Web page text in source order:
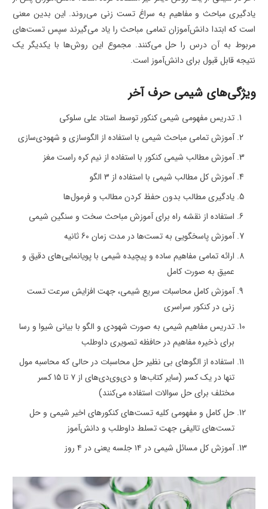
یادگیری مباحث و مفاهیم به سراغ تست زنی می‌روند. این بدین معنی
است که ابتدا دانش‌آموزان تمامی مباحث را یاد می‌گیرند سپس تست‌های
مربوط به آن درس را حل می‌کنند. مجموع این روش‌ها با یکدیگر یک
نتیجه قابل قبول برای دانش‌آموز است.
ویژگی‌های شیمی حرف آخر
تدریس مفهومی شیمی کنکور توسط استاد علی سلوکی
آموزش تمامی مباحث شیمی با استفاده از الگوسازی و شهودی‌سازی
آموزش مطالب شیمی کنکور با استفاده از نیم کره راست مغز
آموزش کل مطالب شیمی با استفاده از 3 الگو
یادگیری مطالب بدون حفظ کردن مطالب و فرمول‌ها
استفاده از نقشه راه برای آموزش مباحث سخت و سنگین شیمی
آموزش پاسخگویی به تست‌ها در مدت زمان 60 ثانیه
ارائه تمامی مفاهیم ساده و پیچیده شیمی با پویانمایی‌های دقیق و
عمیق به صورت کامل
آموزش کامل محاسبات سریع شیمی، جهت افزایش سرعت تست
زنی در کنکور سراسری
تدریس مفاهیم شیمی به صورت شهودی و الگو با بیانی شیوا و رسا
برای ذخیره مفاهیم در حافظه تصویری داوطلب
استفاده از الگوهای بی نظیر حل محاسبات در حالی که محاسبه مول
تنها در یک کسر (سایر کتاب‌ها و دی‌وی‌دی‌های از ۷ تا ۱۵ کسر
مختلف برای حل سوالات استفاده می‌کنند)
حل کامل و مفهومی کلیه تست‌های کنکورهای اخیر شیمی و حل
تست‌های تالیفی جهت تسلط داوطلب و دانش‌آموز
آموزش کل مسائل شیمی در ۱۴ جلسه یعنی در ۴ روز